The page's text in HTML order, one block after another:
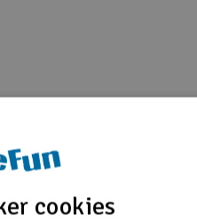
cookies